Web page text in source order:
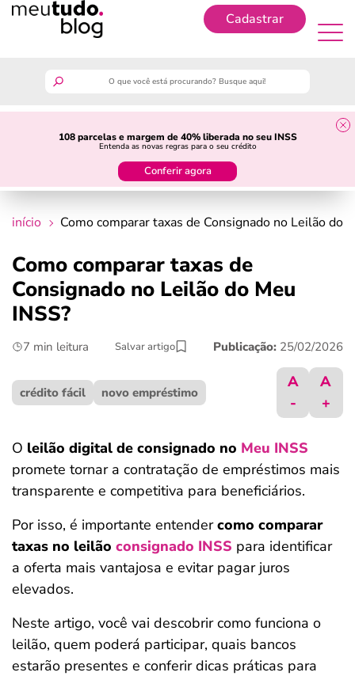
Cadastrar
108 parcelas e margem de 40% liberada no seu INSS
Entenda as novas regras para o seu crédito
Conferir agora
guia do trabalhador
crédito fácil
início Como comparar taxas de Consignado no Leilão do
Como comparar taxas de
Consignado no Leilão do Meu
INSS?
7 min leitura Salvar artigo Publicação: 25/02/2026
crédito fácil novo empréstimo
A
-
A
+
O leilão digital de consignado no Meu INSS
promete tornar a contratação de empréstimos mais
transparente e competitiva para beneficiários.
Por isso, é importante entendercomo comparar
taxas no leilão consignado INSS para identificar
a oferta mais vantajosa e evitar pagar juros
elevados.
Neste artigo, você vai descobrir como funciona o
leilão, quem poderá participar, quais bancos
estarão presentes e conferir dicas práticas para